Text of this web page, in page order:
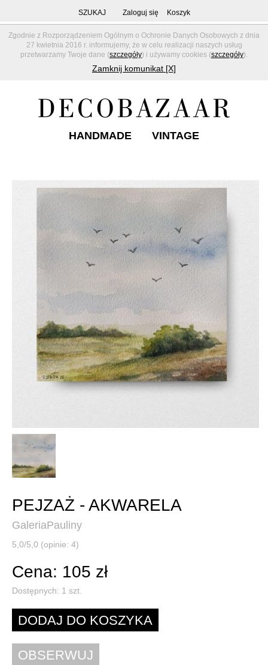
Zgodnie z Rozporządzeniem Ogólnym o Ochronie Danych Osobowych z dnia
27 kwietnia 2016 r. informujemy, że w celu realizacji naszych usług
przetwarzamy Twoje dane (szczegóły) i używamy cookies (szczegóły).
Zamknij komunikat [X]
SZUKAJ Zaloguj się Koszyk
HANDMADE VINTAGE
PEJZAŻ - AKWARELA
GaleriaPauliny
5,0/5,0 (opinie: 4)
Cena: 105 zł
Dostępnych: 1 szt.